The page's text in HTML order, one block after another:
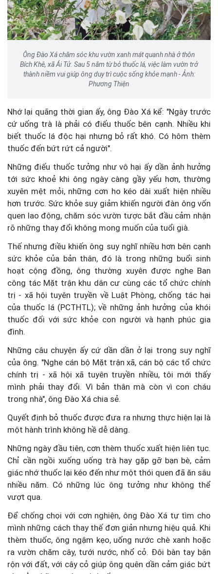
Ông Đào Xá chăm sóc khu vườn xanh mát quanh nhà ở thôn
Bích Khê, xã Ái Tử. Sau 5 năm từ bỏ thuốc lá, việc làm vườn trở
thành niềm vui giúp ông duy trì cuộc sống khỏe mạnh - Ảnh:
Phương Thiện
Nhớ lại quãng thời gian ấy, ông Đào Xá kể: "Ngày trước
cứ uống trà là phải có điếu thuốc bên cạnh. Nhiều khi
biết thuốc lá độc hại nhưng bỏ rất khó. Có hôm thèm
thuốc đến bứt rứt cả người".
Những điếu thuốc tưởng như vô hại ấy dần ảnh hưởng
tới sức khoẻ khi ông ngày càng gầy yếu hơn, thường
xuyên mệt mỏi, những cơn ho kéo dài xuất hiện nhiều
hơn trước. Sức khỏe suy giảm khiến người đàn ông vốn
quen lao động, chăm sóc vườn tược bắt đầu cảm nhận
rõ những thay đổi không mong muốn của tuổi già.
Thế nhưng điều khiến ông suy nghĩ nhiều hơn bên cạnh
sức khỏe của bản thân, đó là trong những buổi sinh
hoạt cộng đồng, ông thường xuyên được nghe Ban
công tác Mặt trận khu dân cư cùng các tổ chức chính
trị - xã hội tuyên truyền về Luật Phòng, chống tác hại
của thuốc lá (PCTHTL); về những ảnh hưởng của khói
thuốc đối với sức khỏe con người và hạnh phúc gia
đình.
Những câu chuyện ấy cứ dần dần ở lại trong suy nghĩ
của ông. "Nghe cán bộ Mặt trận xã, cán bộ các tổ chức
chính trị - xã hội xã tuyên truyền nhiều, tôi mới thấy
mình phải thay đổi. Vì bản thân mà còn vì con cháu
trong nhà", ông Đào Xá chia sẻ.
Quyết định bỏ thuốc được đưa ra nhưng thực hiện lại là
một hành trình không hề dễ dàng.
Những ngày đầu tiên, cơn thèm thuốc xuất hiện liên tục.
Chỉ cần ngồi xuống uống trà hay gặp gỡ bạn bè, cảm
giác nhớ thuốc lại kéo đến như một thói quen đã ăn sâu
nhiều năm. Có những lúc ông tưởng như không thể
vượt qua.
Để chống chọi với cơn nghiện, ông Đào Xá tự tìm cho
mình những cách thay thế đơn giản nhưng hiệu quả. Khi
thèm thuốc, ông ngậm kẹo, uống nước chè xanh hoặc
ra vườn chăm cây, tưới nước, nhổ cỏ. Đôi bàn tay bận
rộn với đất, với cây cỏ giúp ông quên dần cảm giác bứt